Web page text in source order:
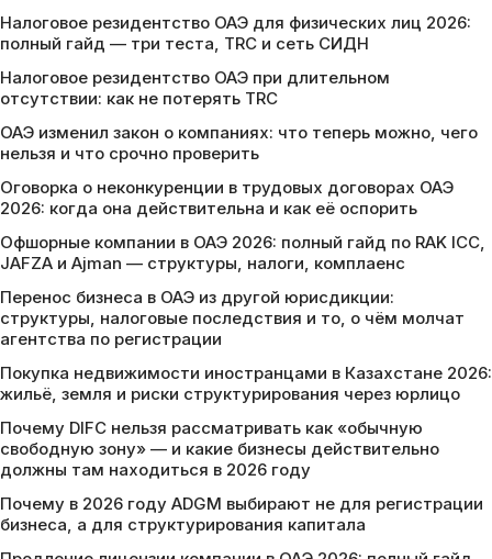
Налоговое резидентство ОАЭ для физических лиц 2026:
полный гайд — три теста, TRC и сеть СИДН
Налоговое резидентство ОАЭ при длительном
отсутствии: как не потерять TRC
ОАЭ изменил закон о компаниях: что теперь можно, чего
нельзя и что срочно проверить
Оговорка о неконкуренции в трудовых договорах ОАЭ
2026: когда она действительна и как её оспорить
Офшорные компании в ОАЭ 2026: полный гайд по RAK ICC,
JAFZA и Ajman — структуры, налоги, комплаенс
Перенос бизнеса в ОАЭ из другой юрисдикции:
структуры, налоговые последствия и то, о чём молчат
агентства по регистрации
Покупка недвижимости иностранцами в Казахстане 2026:
жильё, земля и риски структурирования через юрлицо
Почему DIFC нельзя рассматривать как «обычную
свободную зону» — и какие бизнесы действительно
должны там находиться в 2026 году
Почему в 2026 году ADGM выбирают не для регистрации
бизнеса, а для структурирования капитала